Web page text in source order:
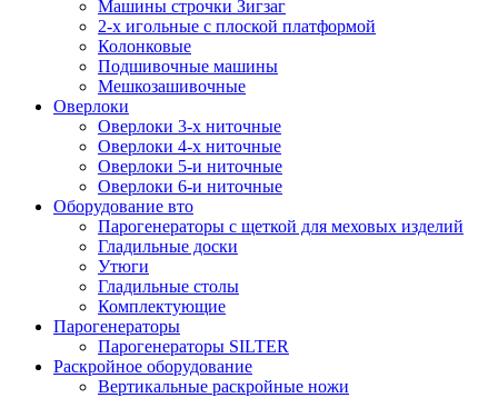
Машины строчки Зигзаг
2-х игольные с плоской платформой
Колонковые
Подшивочные машины
Мешкозашивочные
Оверлоки
Оверлоки 3-х ниточные
Оверлоки 4-х ниточные
Оверлоки 5-и ниточные
Оверлоки 6-и ниточные
Оборудование вто
Парогенераторы с щеткой для меховых изделий
Гладильные доски
Утюги
Гладильные столы
Комплектующие
Парогенераторы
Парогенераторы SILTER
Раскройное оборудование
Вертикальные раскройные ножи